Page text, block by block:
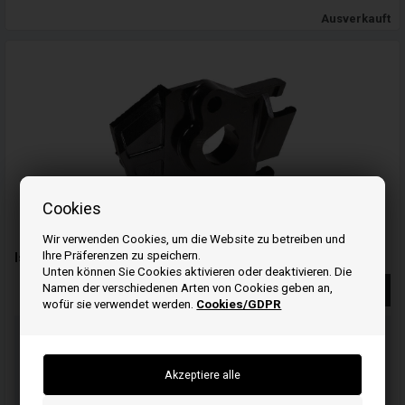
Cookies
Wir verwenden Cookies, um die Website zu betreiben und
Ihre Präferenzen zu speichern.
Unten können Sie Cookies aktivieren oder deaktivieren. Die
Namen der verschiedenen Arten von Cookies geben an,
wofür sie verwendet werden. Cookies/GDPR
Ausverkauft
Isolator Honda - 16211ZE0000 - Honda
Weiterlesen
16 16 07